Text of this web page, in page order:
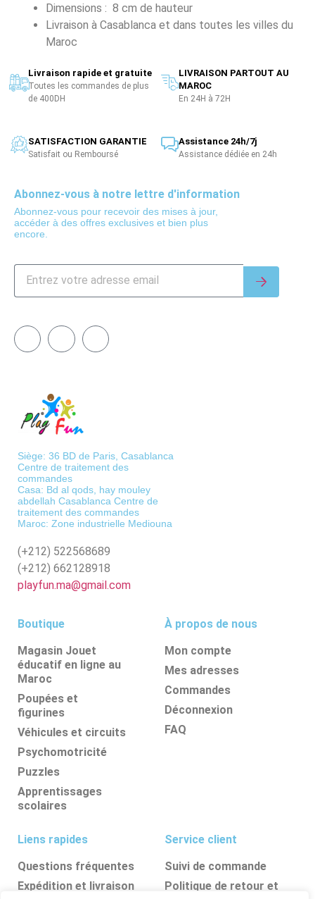
Dimensions : 8 cm de hauteur
Livraison à Casablanca et dans toutes les villes du
Maroc
Livraison rapide et gratuite
Toutes les commandes de plus
de 400DH
LIVRAISON PARTOUT AU
MAROC
En 24H à 72H
SATISFACTION GARANTIE
Satisfait ou Remboursé
Assistance 24h/7j
Assistance dédiée en 24h
Abonnez-vous à notre lettre d'information
Abonnez-vous pour recevoir des mises à jour,
accéder à des offres exclusives et bien plus
encore.
Siège: 36 BD de Paris, Casablanca
Centre de traitement des
commandes
Casa: Bd al qods, hay mouley
abdellah Casablanca Centre de
traitement des commandes
Maroc: Zone industrielle Mediouna
(+212) 522568689
(+212) 662128918
playfun.ma@gmail.com
Boutique
Magasin Jouet
éducatif en ligne au
Maroc
Poupées et
figurines
Véhicules et circuits
Psychomotricité
Puzzles
Apprentissages
scolaires
À propos de nous
Mon compte
Mes adresses
Commandes
Déconnexion
FAQ
Liens rapides
Questions fréquentes
Expédition et livraison
Service client
Suivi de commande
Politique de retour et